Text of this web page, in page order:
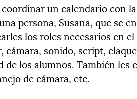
un calendario con
persona, Susana, que se
los roles necesarios en
sonido, script,
de los alumnos. También les
de cámara, etc.